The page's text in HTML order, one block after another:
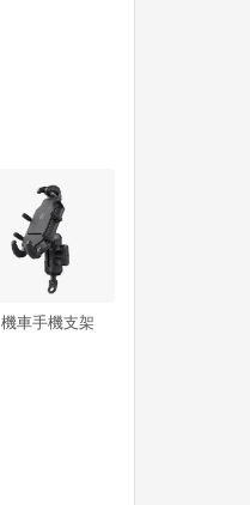
機車手機支架